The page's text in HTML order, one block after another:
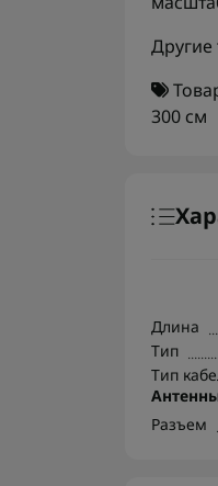
Другие
300 см
Длина
Тип
Тип
Разъем